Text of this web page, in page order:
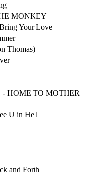
MONKEY
Your Love
Thomas)
- HOME TO MOTHER
U in Hell
and Forth